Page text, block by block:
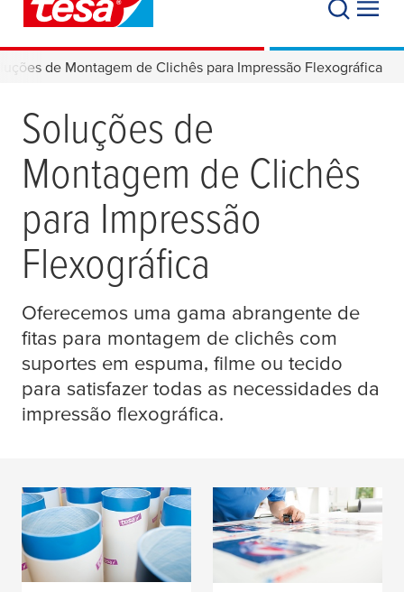
de Montagem de Clichês para Impressão Flexográfica
Soluções de
Montagem de Clichês
para Impressão
Flexográfica
Oferecemos uma gama abrangente de
fitas para montagem de clichês com
suportes em espuma, filme ou tecido
para satisfazer todas as necessidades da
impressão flexográfica.
tesa
® Softprint
Espumas Adesivas
tesa® filmes para
montagem de chapas
e fitas de tecido